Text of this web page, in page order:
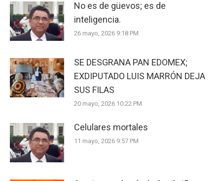
No es de güevos; es de
inteligencia.
26 mayo, 2026 9:18 PM
SE DESGRANA PAN EDOMEX;
EXDIPUTADO LUIS MARRÓN DEJA
SUS FILAS
20 mayo, 2026 10:22 PM
Celulares mortales
11 mayo, 2026 9:57 PM